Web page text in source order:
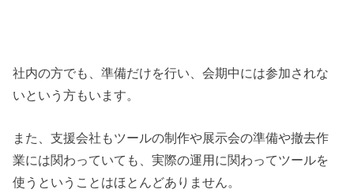
社内の方でも、準備だけを行い、会期中には参加されな
いという方もいます。
また、支援会社もツールの制作や展示会の準備や撤去作
業には関わっていても、実際の運用に関わってツールを
使うということはほとんどありません。